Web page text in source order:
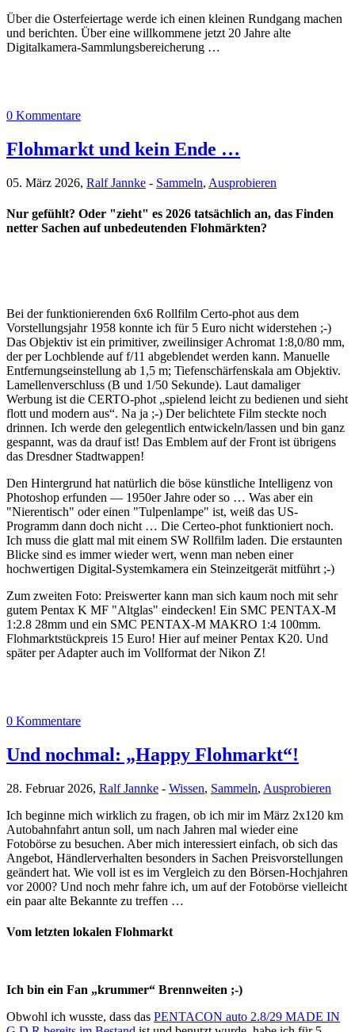
Über die Osterfeiertage werde ich einen kleinen Rundgang machen
und berichten. Über eine willkommene jetzt 20 Jahre alte
Digitalkamera-Sammlungsbereicherung …
0 Kommentare
Flohmarkt und kein Ende …
05. März 2026, Ralf Jannke - Sammeln, Ausprobieren
Nur gefühlt? Oder "zieht" es 2026 tatsächlich an, das Finden
netter Sachen auf unbedeutenden Flohmärkten?
Bei der funktionierenden 6x6 Rollfilm Certo-phot aus dem
Vorstellungsjahr 1958 konnte ich für 5 Euro nicht widerstehen ;-)
Das Objektiv ist ein primitiver, zweilinsiger Achromat 1:8,0/80 mm,
der per Lochblende auf f/11 abgeblendet werden kann. Manuelle
Entfernungseinstellung ab 1,5 m; Tiefenschärfenskala am Objektiv.
Lamellenverschluss (B und 1/50 Sekunde). Laut damaliger
Werbung ist die CERTO-phot „spielend leicht zu bedienen und sieht
flott und modern aus“. Na ja ;-) Der belichtete Film steckte noch
drinnen. Ich werde den gelegentlich entwickeln/lassen und bin ganz
gespannt, was da drauf ist! Das Emblem auf der Front ist übrigens
das Dresdner Stadtwappen!
Den Hintergrund hat natürlich die böse künstliche Intelligenz von
Photoshop erfunden — 1950er Jahre oder so … Was aber ein
"Nierentisch" oder einen "Tulpenlampe" ist, weiß das US-
Programm dann doch nicht … Die Certeo-phot funktioniert noch.
Ich muss die glatt mal mit einem SW Rollfilm laden. Die erstaunten
Blicke sind es immer wieder wert, wenn man neben einer
hochwertigen Digital-Systemkamera ein Steinzeitgerät mitführt ;-)
Zum zweiten Foto: Preiswerter kann man sich kaum noch mit sehr
gutem Pentax K MF "Altglas" eindecken! Ein SMC PENTAX-M
1:2.8 28mm und ein SMC PENTAX-M MAKRO 1:4 100mm.
Flohmarktstückpreis 15 Euro! Hier auf meiner Pentax K20. Und
später per Adapter auch im Vollformat der Nikon Z!
0 Kommentare
Und nochmal: „Happy Flohmarkt“!
28. Februar 2026, Ralf Jannke - Wissen, Sammeln, Ausprobieren
Ich beginne mich wirklich zu fragen, ob ich mir im März 2x120 km
Autobahnfahrt antun soll, um nach Jahren mal wieder eine
Fotobörse zu besuchen. Aber mich interessiert einfach, ob sich das
Angebot, Händlerverhalten besonders in Sachen Preisvorstellungen
geändert hat. Wie voll ist es im Vergleich zu den Börsen-Hochjahren
vor 2000? Und noch mehr fahre ich, um auf der Fotobörse vielleicht
ein paar alte Bekannte zu treffen …
Vom letzten lokalen Flohmarkt
Ich bin ein Fan „krummer“ Brennweiten ;-)
Obwohl ich wusste, dass das PENTACON auto 2.8/29 MADE IN